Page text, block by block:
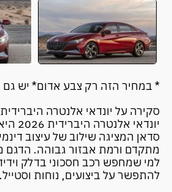
* במחיר הזה רק צבע אדום* יש גם
סקירה על יונדאי אלנטרה היברידית –
סדאן המציגה שילוב של עיצוב
מתקדם ורמת אבזור גבוהה. הדגם
למי שמחפש רכב חסכוני בדלק
להתפשר על ביצועים, נוחות וסטייל.